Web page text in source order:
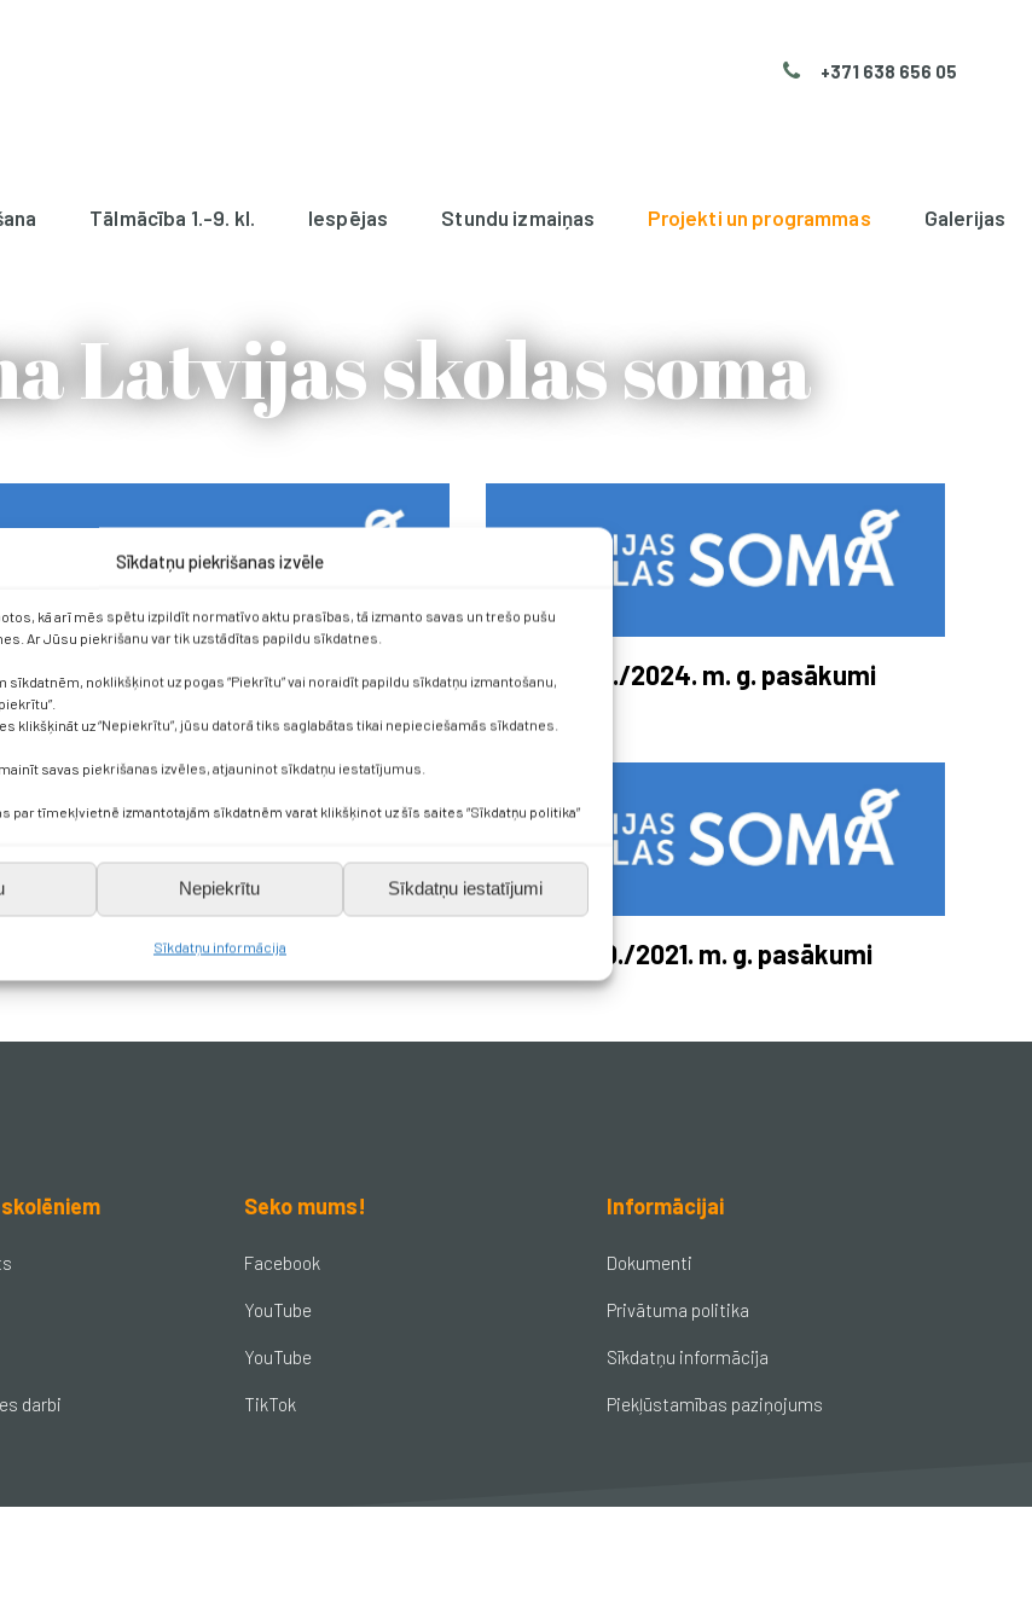
Sīkdatņu piekrišanas izvēle
kā arī mēs spētu izpildīt normatīvo aktu prasības, tā izmanto savas un trešo pušu
Ar Jūsu piekrišanu var tik uzstādītas papildu sīkdatnes.
noklikšķinot uz pogas “Piekrītu” vai noraidīt papildu sīkdatņu izmantošanu,
klikšķināt uz “Nepiekrītu”, jūsu datorā tiks saglabātas tikai nepieciešamās sīkdatnes.
savas piekrišanas izvēles, atjauninot sīkdatņu iestatījumus.
par tīmekļvietnē izmantotajām sīkdatnēm varat klikšķinot uz šīs saites “Sīkdatņu politika”
Nepiekrītu Sīkdatņu iestatījumi
Sīkdatņu informācija
+371 638 656 05
Tālmācība 1.-9. kl. Iespējas Stundu izmaiņas Projekti un programmas Galerijas
Latvijas skolas soma
2024./2025. m. g. pasākumi 2023./2024. m. g. pasākumi
2021./2022. m. g. pasākumi 2020./2021. m. g. pasākumi
darbi
Seko mums!
Facebook
YouTube
YouTube
TikTok
Informācijai
Dokumenti
Privātuma politika
Sīkdatņu informācija
Piekļūstamības paziņojums